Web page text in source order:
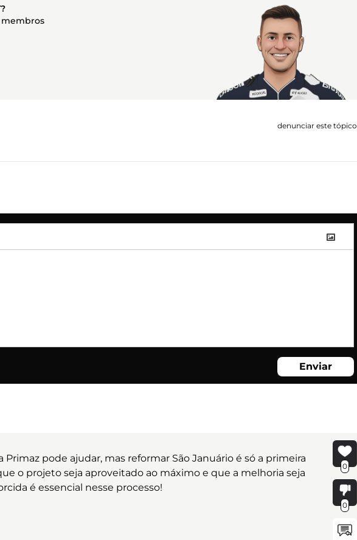
membros
denunciar este tópico
Enviar
pode ajudar, mas reformar São Januário é só a primeira
o projeto seja aproveitado ao máximo e que a melhoria seja
é essencial nesse processo!
0
0